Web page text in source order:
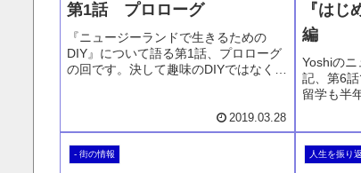
第1話 プロローグ
『ニュージーランドで生きるための
DIY』について語る第1話、プロローグ
の回です。決して趣味のDIYではなく、
を工夫して使い、直す、そして作り出
す。そんなDIYをすることになった理由
やその方法などを語っていきます。以
降も楽しんでいただけたら幸いです。
2019.03.28
『はじ
編
Yoshiの
記、第6
留学も半
見えてき
さっぱ
きます。
- 街の情報 人生を振り